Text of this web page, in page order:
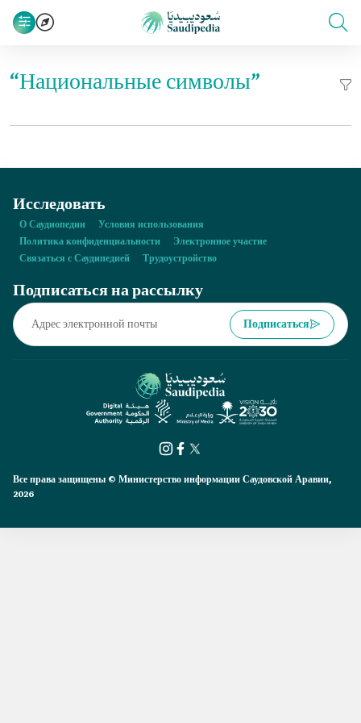
“Национальные символы”
Исследовать
О Саудиопедии
Условия использования
Политика конфиденциальности
Электронное участие
Связаться с Саудипедией
Трудоустройство
Подписаться на рассылку
Подписаться
Все права защищены © Министерство информации Саудовской Аравии,
2026